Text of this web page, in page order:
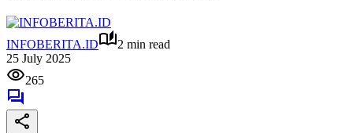
INFOBERITA.ID
2 min read
25 July 2025
265